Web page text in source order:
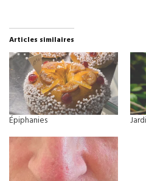
Articles similaires
Épiphanies